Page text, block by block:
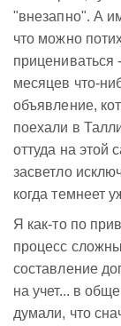
"внезапно". А
что можно
прицениваться
месяцев что-
объявление,
поехали в
оттуда на этой
засветло
когда темнеет
Я как-то по
процесс
составление
на учет... в
думали, что